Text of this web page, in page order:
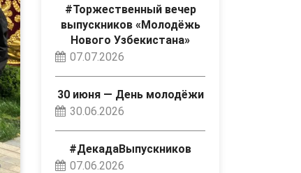
#Торжественный вечер
выпускников «Молодёжь
Нового Узбекистана»
07.07.2026
30 июня — День молодёжи
30.06.2026
#ДекадаВыпускников
07.06.2026